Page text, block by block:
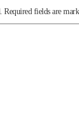
Required fields are